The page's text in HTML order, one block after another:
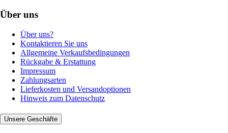
Über uns
Über uns?
Kontaktieren Sie uns
Allgemeine Verkaufsbedingungen
Rückgabe & Erstattung
Impressum
Zahlungsarten
Lieferkosten und Versandoptionen
Hinweis zum Datenschutz
Unsere Geschäfte